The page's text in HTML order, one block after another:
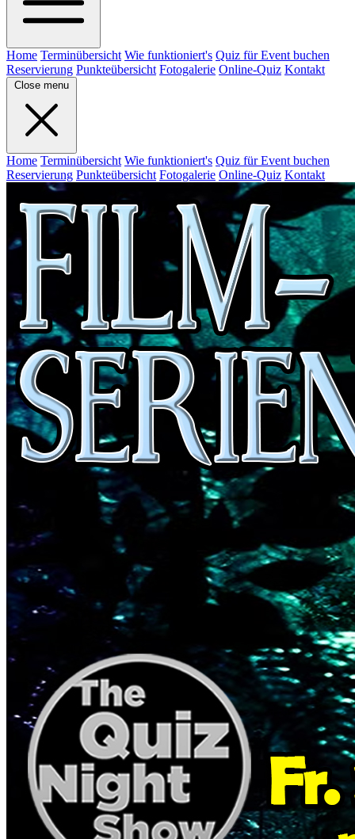
Home Terminübersicht Wie funktioniert's Quiz für Event buchen
Reservierung Punkteübersicht Fotogalerie Online-Quiz Kontakt
Close menu
Home Terminübersicht Wie funktioniert's Quiz für Event buchen
Reservierung Punkteübersicht Fotogalerie Online-Quiz Kontakt